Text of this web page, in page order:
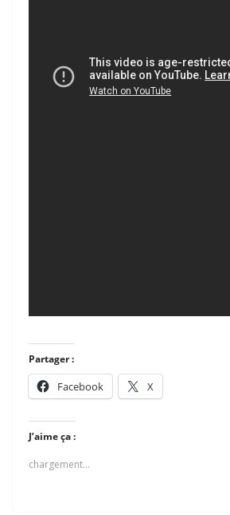
Partager :
Facebook X
J’aime ça :
chargement…